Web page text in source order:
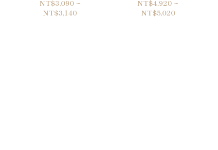
NT$3,090 ~
NT$3,140
NT$4,920 ~
NT$5,020